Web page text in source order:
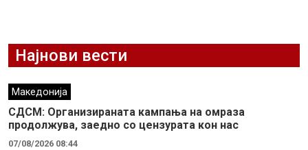
Најнови вести
Македонија
СДСМ: Организираната кампања на омраза
продолжува, заедно со цензурата кон нас
07/08/2026 08:44